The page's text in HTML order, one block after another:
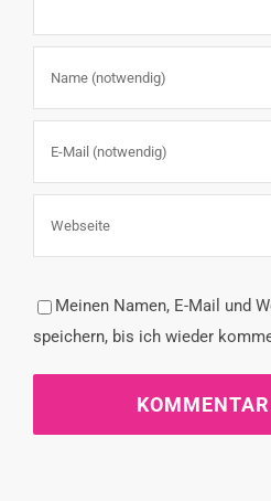
Meinen Namen, E-Mail und
speichern, bis ich wieder